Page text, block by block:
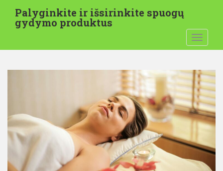
i
Palyginkite ir išsirinkite spuogų
gydymo produktus